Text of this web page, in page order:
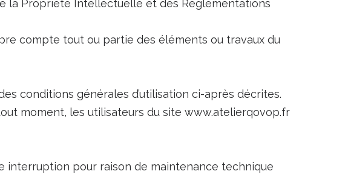
la Propriété Intellectuelle et des Réglementations
compte tout ou partie des éléments ou travaux du
conditions générales d’utilisation ci-après décrites.
moment, les utilisateurs du site www.atelierqovop.fr
interruption pour raison de maintenance technique